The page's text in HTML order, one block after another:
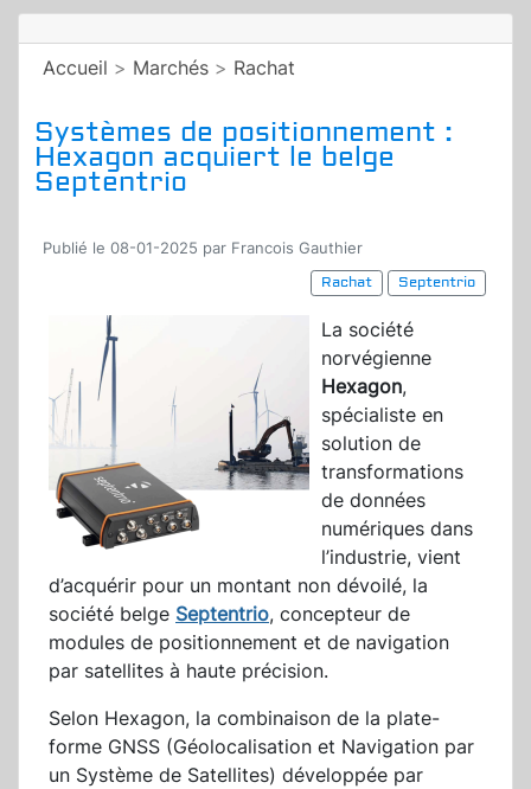
Accueil > Marchés > Rachat
Systèmes de positionnement :
Hexagon acquiert le belge
Septentrio
Publié le 08-01-2025 par Francois Gauthier
Rachat
Septentrio
La société
norvégienne
Hexagon,
spécialiste en
solution de
transformations
de données
numériques dans
l’industrie, vient
d’acquérir pour un montant non dévoilé, la
société belge Septentrio, concepteur de
modules de positionnement et de navigation
par satellites à haute précision.
Selon Hexagon, la combinaison de la plate-
forme GNSS (Géolocalisation et Navigation par
un Système de Satellites) développée par